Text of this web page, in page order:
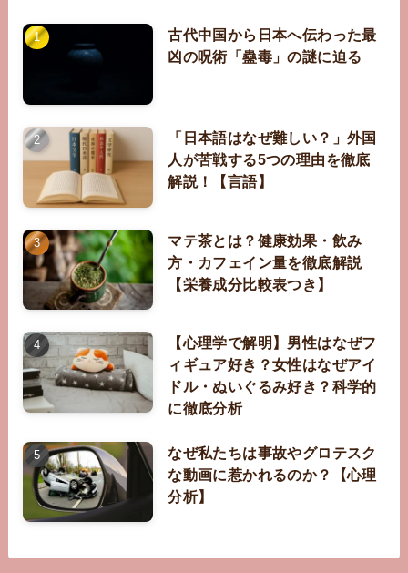
古代中国から日本へ伝わった最
凶の呪術「蠱毒」の謎に迫る
「日本語はなぜ難しい？」外国
人が苦戦する5つの理由を徹底
解説！【言語】
マテ茶とは？健康効果・飲み
方・カフェイン量を徹底解説
【栄養成分比較表つき】
【心理学で解明】男性はなぜフ
ィギュア好き？女性はなぜアイ
ドル・ぬいぐるみ好き？科学的
に徹底分析
なぜ私たちは事故やグロテスク
な動画に惹かれるのか？【心理
分析】